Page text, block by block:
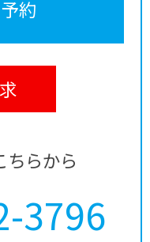
約
ちらから
3796